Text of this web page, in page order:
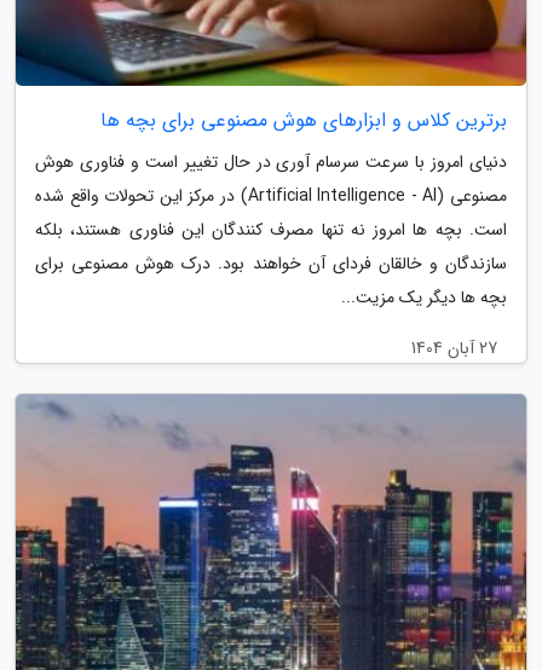
برترین کلاس و ابزارهای هوش مصنوعی برای بچه ها
دنیای امروز با سرعت سرسام آوری در حال تغییر است و فناوری هوش
مصنوعی (Artificial Intelligence - AI) در مرکز این تحولات واقع شده
است. بچه ها امروز نه تنها مصرف کنندگان این فناوری هستند، بلکه
سازندگان و خالقان فردای آن خواهند بود. درک هوش مصنوعی برای
بچه ها دیگر یک مزیت...
27 آبان 1404